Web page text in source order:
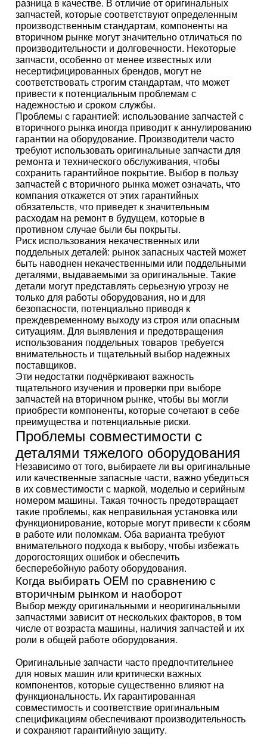
разница в качестве. В отличие от оригинальных
запчастей, которые соответствуют определенным
производственным стандартам, компоненты на
вторичном рынке могут значительно отличаться по
производительности и долговечности. Некоторые
запчасти, особенно от менее известных или
несертифицированных брендов, могут не
соответствовать строгим стандартам, что может
привести к потенциальным проблемам с
надежностью и сроком службы.
Проблемы с гарантией: использование запчастей с
вторичного рынка иногда приводит к аннулированию
гарантии на оборудование. Производители часто
требуют использовать оригинальные запчасти для
ремонта и технического обслуживания, чтобы
сохранить гарантийное покрытие. Выбор в пользу
запчастей с вторичного рынка может означать, что
компания откажется от этих гарантийных
обязательств, что приведет к значительным
расходам на ремонт в будущем, которые в
противном случае были бы покрыты.
Риск использования некачественных или
поддельных деталей: рынок запасных частей может
быть наводнен некачественными или поддельными
деталями, выдаваемыми за оригинальные. Такие
детали могут представлять серьезную угрозу не
только для работы оборудования, но и для
безопасности, потенциально приводя к
преждевременному выходу из строя или опасным
ситуациям. Для выявления и предотвращения
использования поддельных товаров требуется
внимательность и тщательный выбор надежных
поставщиков.
Эти недостатки подчёркивают важность
тщательного изучения и проверки при выборе
запчастей на вторичном рынке, чтобы вы могли
приобрести компоненты, которые сочетают в себе
преимущества и потенциальные риски.
Проблемы совместимости с
деталями тяжелого оборудования
Независимо от того, выбираете ли вы оригинальные
или качественные запасные части, важно убедиться
в их совместимости с маркой, моделью и серийным
номером машины. Такая точность предотвращает
такие проблемы, как неправильная установка или
функционирование, которые могут привести к сбоям
в работе или поломкам. Оба варианта требуют
внимательного подхода к выбору, чтобы избежать
дорогостоящих ошибок и обеспечить
бесперебойную работу оборудования.
Когда выбирать OEM по сравнению с
вторичным рынком и наоборот
Выбор между оригинальными и неоригинальными
запчастями зависит от нескольких факторов, в том
числе от возраста машины, наличия запчастей и их
роли в общей работе оборудования.
Оригинальные запчасти часто предпочтительнее
для новых машин или критически важных
компонентов, которые существенно влияют на
функциональность. Их гарантированная
совместимость и соответствие оригинальным
спецификациям обеспечивают производительность
и сохраняют гарантийную защиту.